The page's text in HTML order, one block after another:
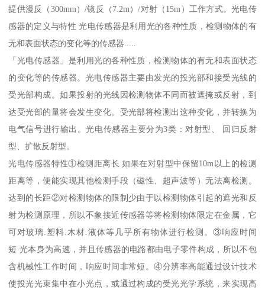
提供漫反（300mm）/镜反（7.2m）/对射（15m）工作方式。光电传
感器的定义与特性 光电传感器是利用光的各种性质，检测物体的有
无和表面状态的变化等的传感器.....
「光电传感器」是利用光的各种性质，检测物体的有无和表面状态
的变化等的传感器。光电传感器主要由发光的投光部和接受光线的
受光部构成。如果投射的光线因检测物体不同而被遮掩或反射，到
达受光部的量将会发生变化。受光部将检测出这种变化，并转换为
电气信号进行输出。光电传感器主要分为3类：对射型、 回归反射
型、扩散反射型。
光电传感器特性①检测距离长 如果在对射型中保留10m以上的检测
距离等，便能实现其他检测手段（磁性、超声波等）无法离检测。
达到的长距②对检测物体的限制少由于以检测物体引起的遮光和反
射为检测原理，所以不象接近传感器等将检测物体限定在金属，它
可对玻璃.塑料.木材.液体等几乎所有物体进行检测。③响应时间
短 光本身为高速，并且传感器的电路都由电子零件构成，所以不包
含机械性工作时间，响应时间非常短。④分辨率高能通过设计技术
使投光光束集中在小光点，或通过构成的受光光学系统，来实现高